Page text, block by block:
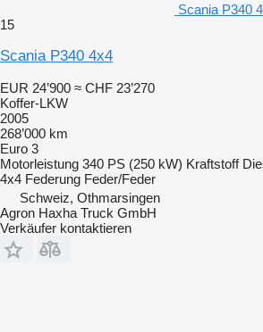
Scania P340
15
Scania P340 4x4
EUR 24’900 ≈ CHF 23’270
Koffer-LKW
2005
268’000 km
Euro 3
Motorleistung 340 PS (250 kW) Kraftstoff
4x4 Federung Feder/Feder
Schweiz, Othmarsingen
Agron Haxha Truck GmbH
Verkäufer kontaktieren